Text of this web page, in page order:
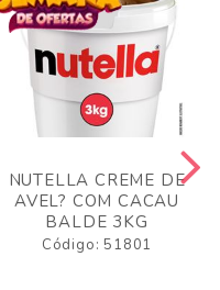
NUTELLA CREME DE
AVEL? COM CACAU
BALDE 3KG
Código: 51801